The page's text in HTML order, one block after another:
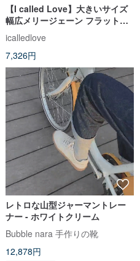
【I called Love】大きいサイズ
幅広メリージェーン フラットシ
ューズ
icalledlove
7,326円
レトロな山型ジャーマントレー
ナー - ホワイトクリーム
Bubble nara 手作りの靴
12,878円